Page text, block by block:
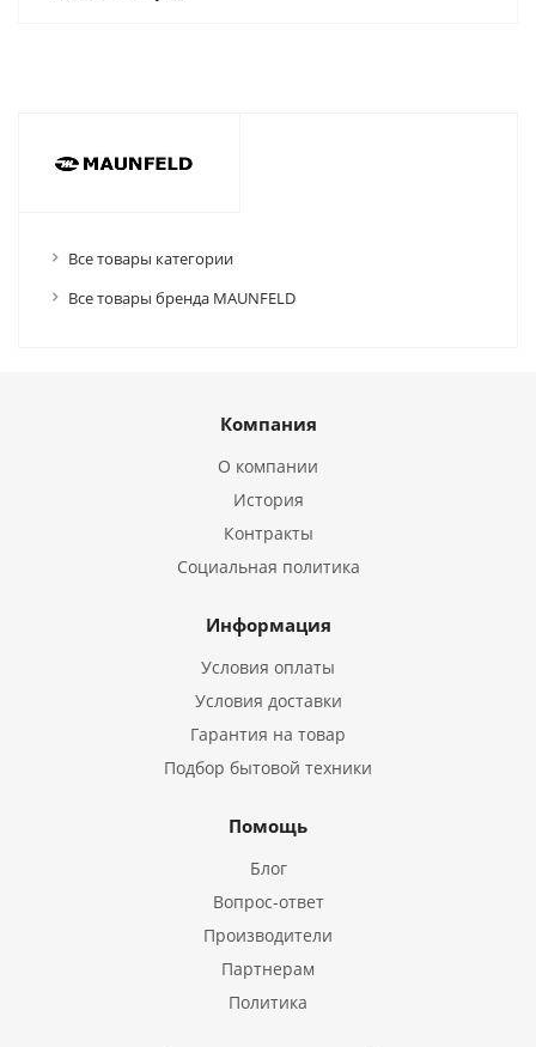
Все товары категории
Все товары бренда MAUNFELD
Компания
О компании
История
Контракты
Социальная политика
Информация
Условия оплаты
Условия доставки
Гарантия на товар
Подбор бытовой техники
Помощь
Блог
Вопрос-ответ
Производители
Партнерам
Политика